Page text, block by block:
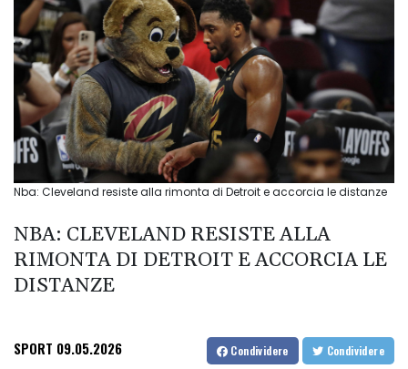
Nba: Cleveland resiste alla rimonta di Detroit e accorcia le distanze
NBA: CLEVELAND RESISTE ALLA
RIMONTA DI DETROIT E ACCORCIA LE
DISTANZE
SPORT 09.05.2026 Condividere Condividere